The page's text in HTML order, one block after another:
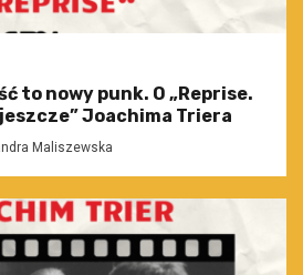
to nowy punk. O „Reprise.
Joachima Triera
Maliszewska